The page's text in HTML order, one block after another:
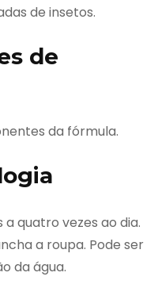
de insetos.
de
da fórmula.
quatro vezes ao dia.
a roupa. Pode ser
da água.